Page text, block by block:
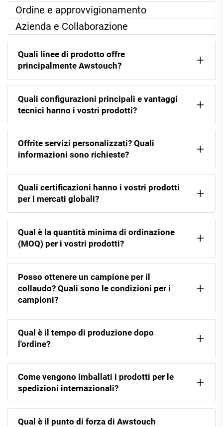
Ordine e approvvigionamento
Azienda e Collaborazione
Quali linee di prodotto offre
principalmente Awstouch?
Quali configurazioni principali e vantaggi
tecnici hanno i vostri prodotti?
Offrite servizi personalizzati? Quali
informazioni sono richieste?
Quali certificazioni hanno i vostri prodotti
per i mercati globali?
Qual è la quantità minima di ordinazione
(MOQ) per i vostri prodotti?
Posso ottenere un campione per il
collaudo? Quali sono le condizioni per i
campioni?
Qual è il tempo di produzione dopo
l'ordine?
Come vengono imballati i prodotti per le
spedizioni internazionali?
Qual è il punto di forza di Awstouch